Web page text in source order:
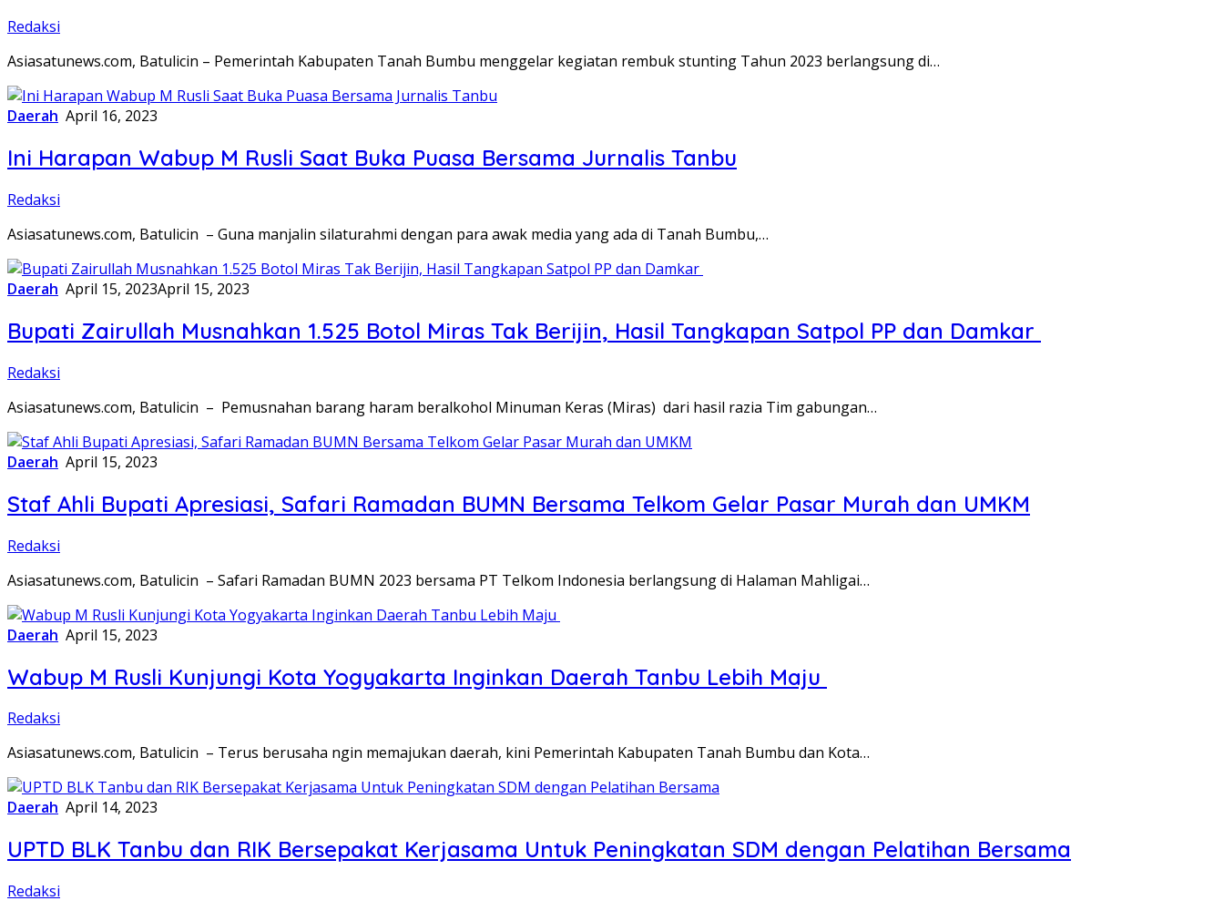
Redaksi
Asiasatunews.com, Batulicin – Pemerintah Kabupaten Tanah Bumbu menggelar kegiatan rembuk stunting Tahun 2023 berlangsung di…
Daerah April 16, 2023
Ini Harapan Wabup M Rusli Saat Buka Puasa Bersama Jurnalis Tanbu
Redaksi
Asiasatunews.com, Batulicin – Guna manjalin silaturahmi dengan para awak media yang ada di Tanah Bumbu,…
Daerah April 15, 2023April 15, 2023
Bupati Zairullah Musnahkan 1.525 Botol Miras Tak Berijin, Hasil Tangkapan Satpol PP dan Damkar
Redaksi
Asiasatunews.com, Batulicin – Pemusnahan barang haram beralkohol Minuman Keras (Miras) dari hasil razia Tim gabungan…
Daerah April 15, 2023
Staf Ahli Bupati Apresiasi, Safari Ramadan BUMN Bersama Telkom Gelar Pasar Murah dan UMKM
Redaksi
Asiasatunews.com, Batulicin – Safari Ramadan BUMN 2023 bersama PT Telkom Indonesia berlangsung di Halaman Mahligai…
Daerah April 15, 2023
Wabup M Rusli Kunjungi Kota Yogyakarta Inginkan Daerah Tanbu Lebih Maju
Redaksi
Asiasatunews.com, Batulicin – Terus berusaha ngin memajukan daerah, kini Pemerintah Kabupaten Tanah Bumbu dan Kota…
Daerah April 14, 2023
UPTD BLK Tanbu dan RIK Bersepakat Kerjasama Untuk Peningkatan SDM dengan Pelatihan Bersama
Redaksi